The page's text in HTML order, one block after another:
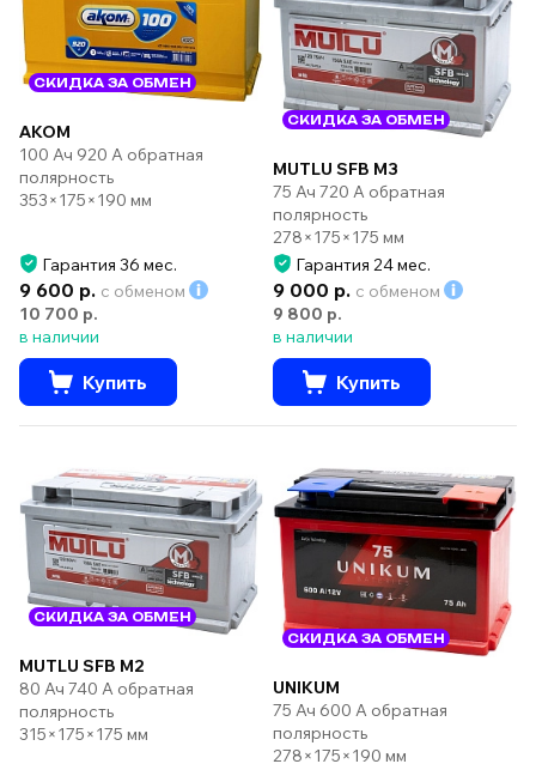
СКИДКА ЗА ОБМЕН
AKOM
100 Ач 920 А обратная
полярность
353×175×190 мм
Гарантия 36 мес.
9 600 р. с обменом
10 700 р.
в наличии
Купить
СКИДКА ЗА ОБМЕН
MUTLU SFB M3
75 Ач 720 А обратная
полярность
278×175×175 мм
Гарантия 24 мес.
9 000 р. с обменом
9 800 р.
в наличии
Купить
СКИДКА ЗА ОБМЕН
MUTLU SFB M2
80 Ач 740 А обратная
полярность
315×175×175 мм
СКИДКА ЗА ОБМЕН
UNIKUM
75 Ач 600 А обратная
полярность
278×175×190 мм